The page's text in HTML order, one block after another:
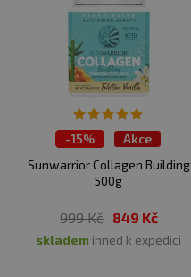
-15%
Akce
Sunwarrior Collagen Building
500g
999 Kč 849 Kč
skladem ihned k expedici